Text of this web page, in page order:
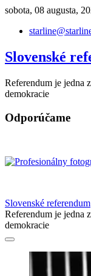
Skip
content
sobota, 08 augusta,
Slovenské
Referendum je jedna
demokracie
Odporúčame
Slovenské referendum
Referendum je jedna
demokracie